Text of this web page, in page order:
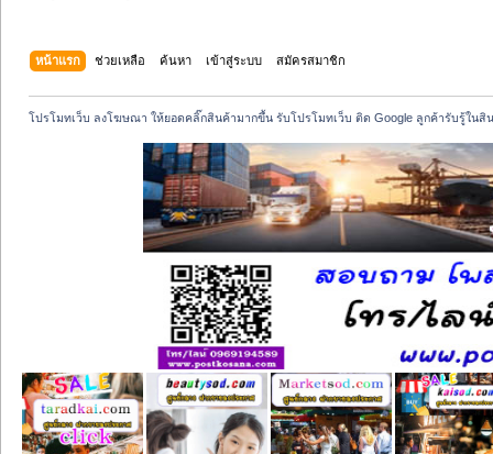
หน้าแรก ช่วยเหลือ ค้นหา เข้าสู่ระบบ สมัครสมาชิก
โปรโมทเว็บ ลงโฆษณา ให้ยอดคลิ๊กสินค้ามากขึ้น รับโปรโมทเว็บ ติด Google ลูกค้ารับรู้ใน